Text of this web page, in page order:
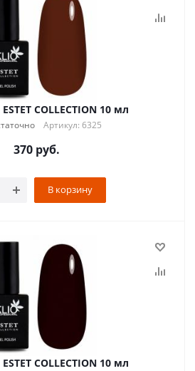
COLLECTION 10 мл
Артикул: 6325
370руб.
В корзину
COLLECTION 10 мл